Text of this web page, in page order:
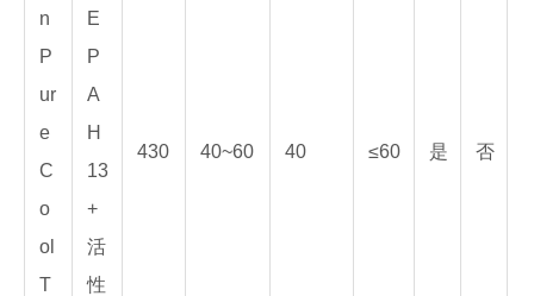
n
P
ur
e
C
o
ol
T
E
P
A
H
13
+
活
性
430 40~60 40 ≤60 是 否